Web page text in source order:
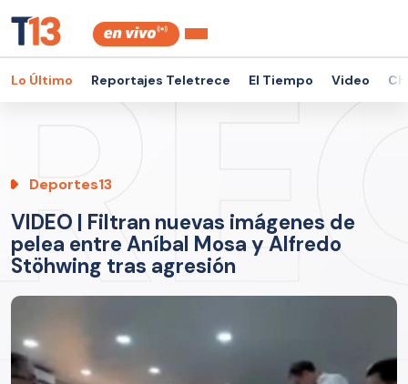
Lo Último Reportajes Teletrece El Tiempo Video
Deportes13
VIDEO | Filtran nuevas imágenes de
pelea entre Aníbal Mosa y Alfredo
Stöhwing tras agresión